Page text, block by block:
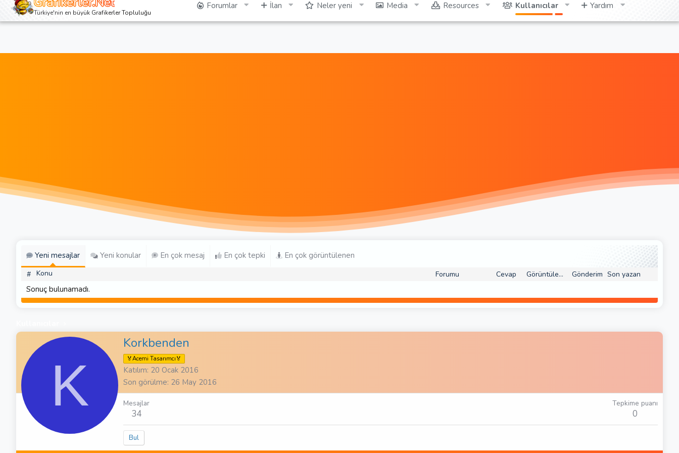
Giriş yap Kayıt ol
Türkiye'nin en büyük Grafikerler Topluluğu
Forumlar İlan Neler yeni Media Resources Kullanıcılar Yardım
Yeni mesajlar Yeni konular En çok mesaj En çok tepki En çok görüntülenen
# Konu Forumu Cevap Görüntüleme Gönderim Son yazan
Sonuç bulunamadı.
K
Korkbenden
🏅Acemi Tasarımcı🏅
Katılım 20 Ocak 2016
Son görülme 26 May 2016
Mesajlar
34
Tepkime puanı
0
Bul